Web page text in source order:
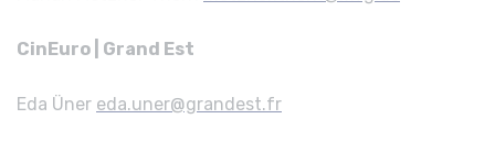
CinEuro | Grand Est
Eda Üner eda.uner@grandest.fr